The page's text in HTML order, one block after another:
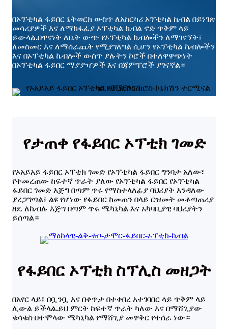
በኦፕቲካል ፋይበር ኔትወርክ ውስጥ ለአከርካሪ ኦፕቲካል ኬብል በይነገጽ
መሳሪያዎች እና ለማከፋፈያ ኦፕቲካል ኬብል ኖድ ጥቅም ላይ
ይውላል.በዋናነት ለቤት ውጭ የኦፕቲካል ኬብሎችን ለማገናኘት፣
ለመስመር እና ለማሰራጨት የሚያገለግል ሲሆን የኦፕቲካል ኬብሎችን
እና በኦፕቲካል ኬብሎች ውስጥ ያሉትን ኮሮች በተለዋዋጭነት
በኦፕቲካል ፋይበር ማያያዣዎች እና በጃምፐሮች ያገናኛል።
የታጠቀ የፋይበር ኦፕቲክ ገመድ
የኦአይአይ ፋይበር ኦፕቲክ ገመድ የኦፕቲካል ፋይበር ግንባታ አለው፣
የተመረጠው ከፍተኛ ጥራት ያለው የኦፕቲካል ፋይበር የኦፕቲካል
ፋይበር ገመድ እጅግ በጣም ጥሩ የማስተላለፊያ ባህሪያት እንዳለው
ያረጋግጣል፣ ልዩ የሆነው የፋይበር ከመጠን በላይ ርዝመት መቆጣጠሪያ
ዘዴ ለኬብሉ እጅግ በጣም ጥሩ ሜካኒካል እና አካባቢያዊ ባህሪያትን
ይሰጣል።
የፋይበር ኦፕቲክ ስፕሊስ መዘጋት
በአየር ላይ፣ በቧንቧ እና በቀጥታ በተቀበረ አተገባበር ላይ ጥቅም ላይ
ሊውል ይችላል.ይህ ምርት ከፍተኛ ጥራት ካለው እና በማሸጊያው
ቁሳቁስ በተሞላው ሜካኒካል የማሸጊያ መዋቅር የተሰራ ነው።